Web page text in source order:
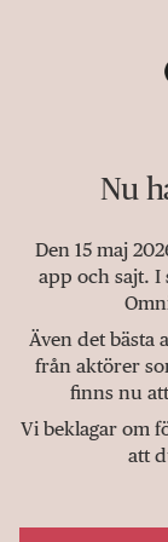
Nu
Den 15 maj
app och sajt. I
Även det bästa
från aktörer
finns nu
Vi beklagar om
att